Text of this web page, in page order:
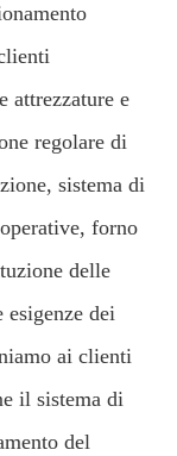
attrezzature e
regolare di
sistema di
forno
delle
esigenze dei
ai clienti
il sistema di
del